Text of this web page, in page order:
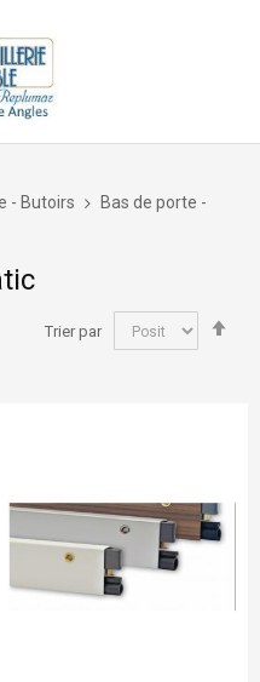
- Butoirs
Bas de porte -
Trier par